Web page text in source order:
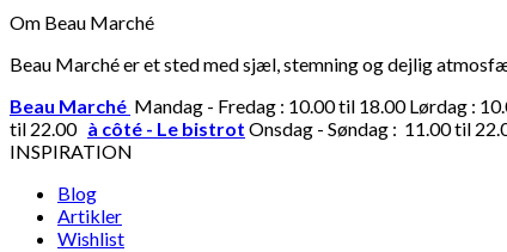
Om Beau Marché
Beau Marché er et sted med sjæl, stemning og dejlig
Beau Marché Mandag - Fredag : 10.00 til 18.00 Lørdag :
til 22.00 à côté - Le bistrot Onsdag - Søndag : 11.00 til
INSPIRATION
Blog
Artikler
Wishlist